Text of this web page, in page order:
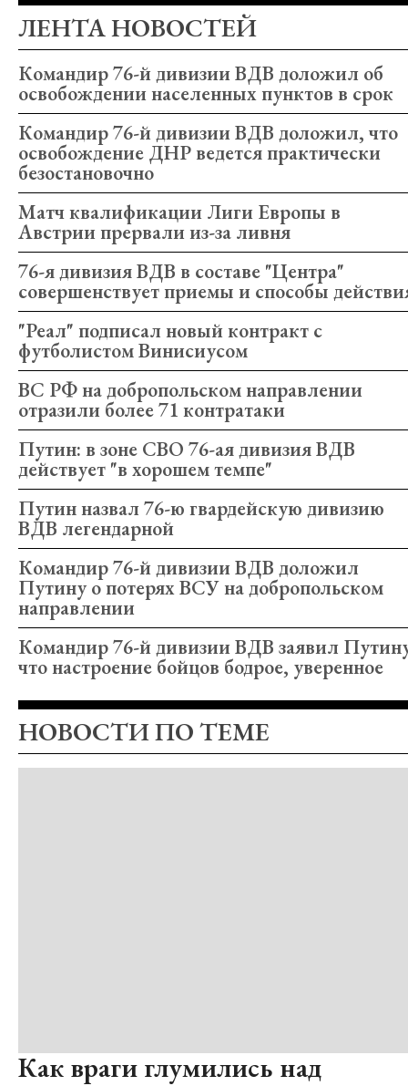
ЛЕНТА НОВОСТЕЙ
Командир 76-й дивизии ВДВ доложил об
освобождении населенных пунктов в срок
Командир 76-й дивизии ВДВ доложил, что
освобождение ДНР ведется практически
безостановочно
Матч квалификации Лиги Европы в
Австрии прервали из-за ливня
76-я дивизия ВДВ в составе "Центра"
совершенствует приемы и способы
"Реал" подписал новый контракт с
футболистом Винисиусом
ВС РФ на добропольском направлении
отразили более 71 контратаки
Путин: в зоне СВО 76-ая дивизия ВДВ
действует "в хорошем темпе"
Путин назвал 76-ю гвардейскую дивизию
ВДВ легендарной
Командир 76-й дивизии ВДВ доложил
Путину о потерях ВСУ на добропольском
направлении
Командир 76-й дивизии ВДВ заявил
что настроение бойцов бодрое, уверенное
НОВОСТИ ПО ТЕМЕ
Как враги глумились над